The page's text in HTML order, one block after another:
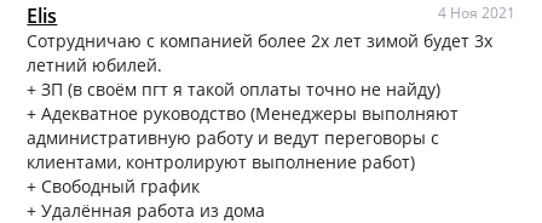
Elis 4 Ноя 2021
Сотрудничаю с компанией более 2х лет зимой будет 3х
летний юбилей.
+ ЗП (в своём пгт я такой оплаты точно не найду)
+ Адекватное руководство (Менеджеры выполняют
административную работу и ведут переговоры с
клиентами, контролируют выполнение работ)
+ Свободный график
+ Удалённая работа из дома